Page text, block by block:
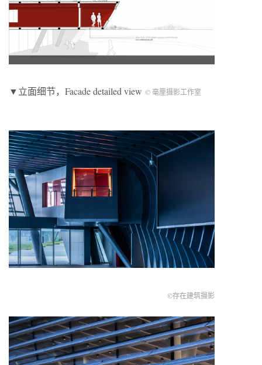
▼立面细节，Facade detailed view © 毫厘摄影工作室
©存在建筑摄影